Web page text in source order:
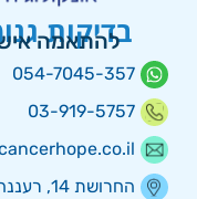
054-7045-357
03-919-5757
החרושת 14, רעננה
בדיקות
להתאמה